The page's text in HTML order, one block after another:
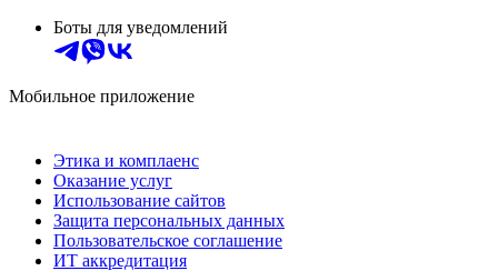
Боты для уведомлений
Мобильное приложение
Этика и комплаенс
Оказание услуг
Использование сайтов
Защита персональных данных
Пользовательское соглашение
ИТ аккредитация